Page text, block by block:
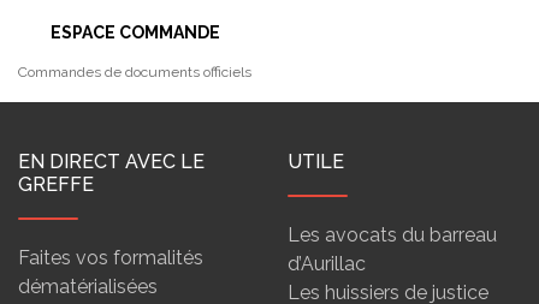
ESPACE COMMANDE
Commandes de documents officiels
EN DIRECT AVEC LE
GREFFE
Faites vos formalités
dématérialisées
UTILE
Les avocats du barreau
d’Aurillac
Les huissiers de justice